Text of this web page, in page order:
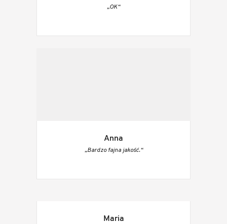
„OK“
Anna
„Bardzo fajna jakość.“
Maria